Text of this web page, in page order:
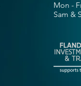
Mon -
Sam &